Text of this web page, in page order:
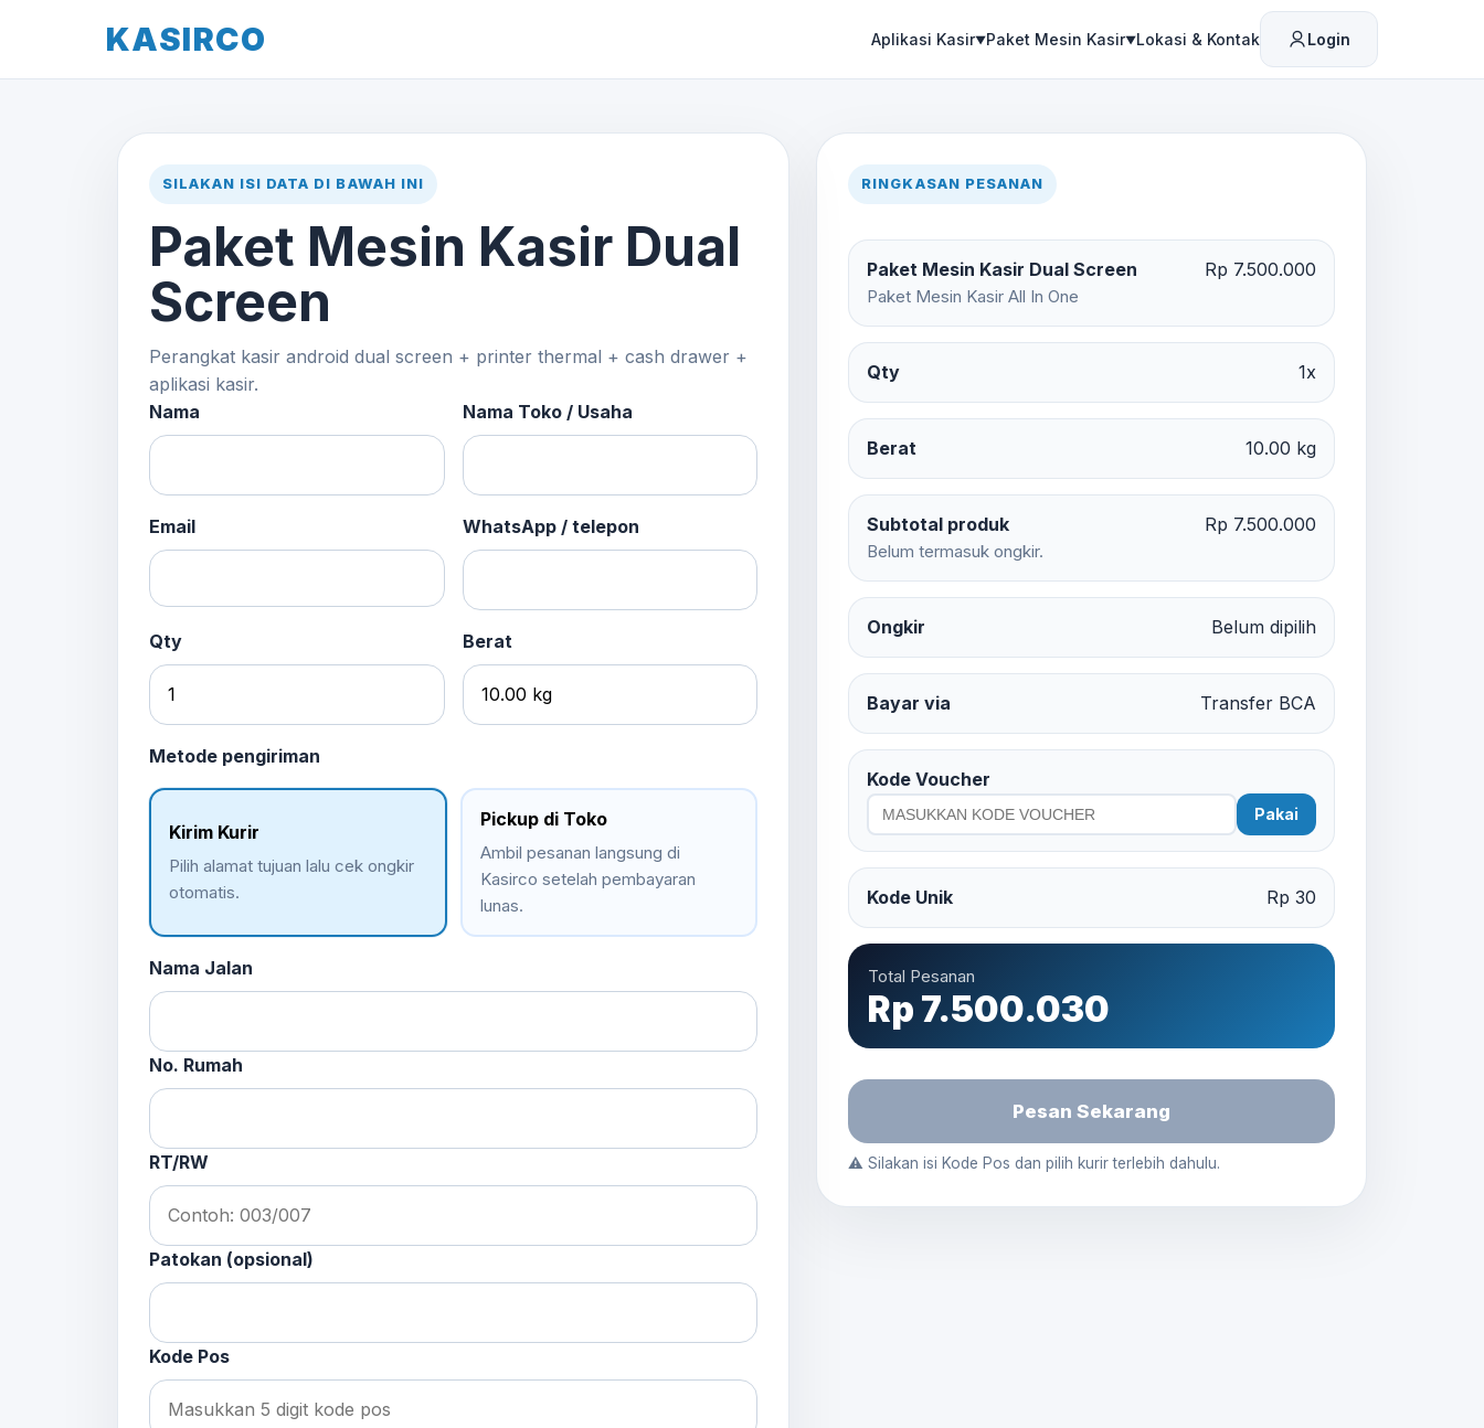
KASIRCO Aplikasi Kasir▼Paket Mesin Kasir▼Lokasi & Kontak Login
SILAKAN ISI DATA DI BAWAH INI
Paket Mesin Kasir Dual
Screen
Perangkat kasir android dual screen + printer thermal + cash drawer +
aplikasi kasir.
Nama
Nama Toko / Usaha
Email WhatsApp / telepon
Qty Berat
Metode pengiriman
Kirim Kurir
Pilih alamat tujuan lalu cek ongkir
otomatis.
Pickup di Toko
Ambil pesanan langsung di
Kasirco setelah pembayaran
lunas.
Nama Jalan
No. Rumah
RT/RW
Patokan (opsional)
Kode Pos
RINGKASAN PESANAN
Paket Mesin Kasir Dual Screen
Paket Mesin Kasir All In One
Rp 7.500.000
Qty 1x
Berat 10.00 kg
Subtotal produk
Belum termasuk ongkir.
Rp 7.500.000
Ongkir Belum dipilih
Bayar via Transfer BCA
Kode Voucher
Pakai
Kode Unik Rp 30
Total Pesanan
Rp 7.500.030
Pesan Sekarang
⚠️ Silakan isi Kode Pos dan pilih kurir terlebih dahulu.